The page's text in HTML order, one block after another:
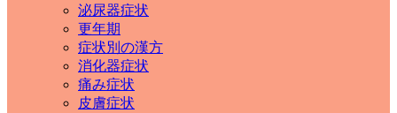
泌尿器症状
更年期
症状別の漢方
消化器症状
痛み症状
皮膚症状